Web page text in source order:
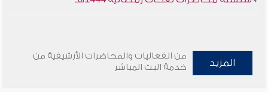
المزيد
من الفعاليات والمحاضرات الأرشيفية من
خدمة البث المباشر